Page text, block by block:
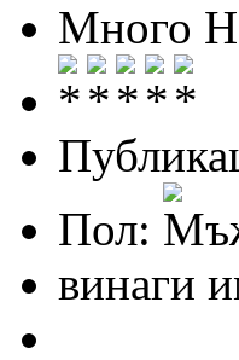
Много
Пол:
винаги